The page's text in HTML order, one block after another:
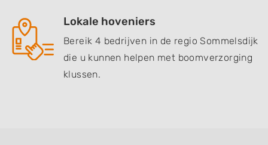
Lokale hoveniers
Bereik 4 bedrijven in de regio Sommelsdijk
die u kunnen helpen met boomverzorging
klussen.